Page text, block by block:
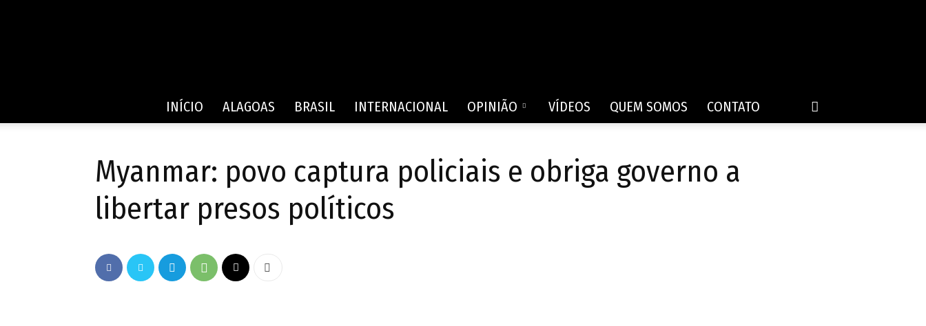
de
INÍCIO ALAGOAS BRASIL INTERNACIONAL OPINIÃO VÍDEOS QUEM SOMOS CONTATO
Myanmar: povo captura policiais e obriga governo a
libertar presos políticos